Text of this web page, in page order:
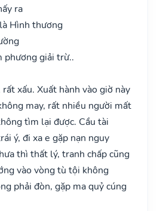
ra
Hình thương
phương giải trừ..
xấu. Xuất hành vào giờ này
may, rất nhiều người mất
tìm lại được. Cầu tài
ý, đi xa e gặp nạn nguy
thì thất lý, tranh chấp cũng
vào vòng tù tội không
phải đòn, gặp ma quỷ cúng